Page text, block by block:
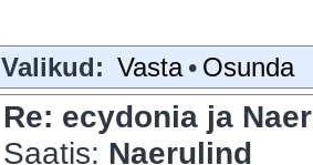
Valikud: Vasta • Osunda
Re: ecydonia ja
Saatis: Naerulind